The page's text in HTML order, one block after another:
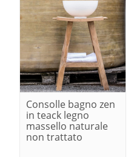
Consolle bagno zen
in teack legno
massello naturale
non trattato